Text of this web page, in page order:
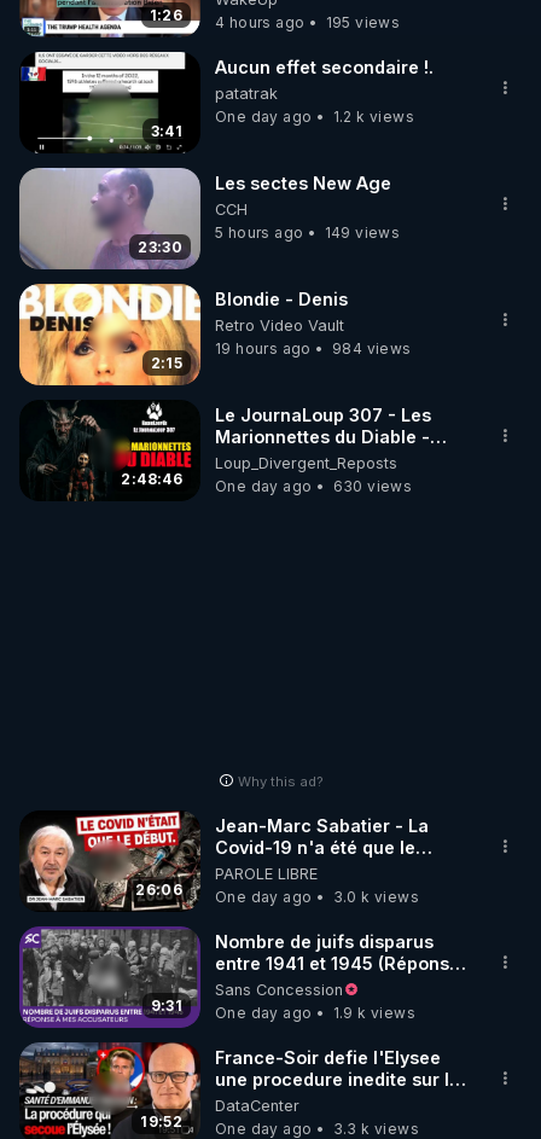
1:26
VACCIN COVID ET CANCER
4 hours ago
195 views
3:41
Aucun effet secondaire !.
patatrak
One day ago
1.2 k views
23:30
Les sectes New Age
CCH
5 hours ago
149 views
2:15
Blondie - Denis
Retro Video Vault
19 hours ago
984 views
2:48:46
Le JournaLoup 307 - Les
Marionnettes du Diable -
Loup Divergent 2026.08.07
Loup_Divergent_Reposts
One day ago
630 views
Why this ad?
26:06
Jean-Marc Sabatier - La
Covid-19 n'a été que le
début - L'ARNm & l'ARNm-aa
jusqu où auront-t-il ?
PAROLE LIBRE
One day ago
3.0 k views
9:31
Nombre de juifs disparus
entre 1941 et 1945 (Réponse
à mes accusateurs)
Sans Concession
One day ago
1.9 k views
19:52
France-Soir defie l'Elysee
une procedure inedite sur la
sante du president - Nexus
DataCenter
One day ago
3.3 k views